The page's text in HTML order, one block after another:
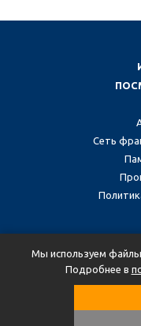
Сеть
Мы используем
Подробнее в